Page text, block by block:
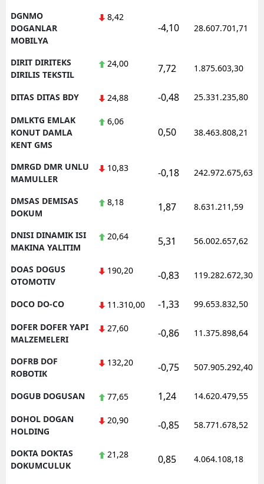
DGNMO
DOGANLAR
MOBILYA
8,42
-4,10 28.607.701,71
DIRIT DIRITEKS
DIRILIS TEKSTIL
24,00 7,72 1.875.603,30
DITAS DITAS BDY 24,88 -0,48 25.331.235,80
DMLKTG EMLAK
KONUT DAMLA
KENT GMS
6,06
0,50 38.463.808,21
DMRGD DMR UNLU
MAMULLER
10,83 -0,18 242.972.675,63
DMSAS DEMISAS
DOKUM
8,18 1,87 8.631.211,59
DNISI DINAMIK ISI
MAKINA YALITIM
20,64 5,31 56.002.657,62
DOAS DOGUS
OTOMOTIV
190,20 -0,83 119.282.672,30
DOCO DO-CO 11.310,00 -1,33 99.653.832,50
DOFER DOFER YAPI
MALZEMELERI
27,60 -0,86 11.375.898,64
DOFRB DOF
ROBOTIK
132,20 -0,75 507.905.292,40
DOGUB DOGUSAN 77,65 1,24 14.620.479,55
DOHOL DOGAN
HOLDING
20,90 -0,85 58.771.678,52
DOKTA DOKTAS
DOKUMCULUK
21,28 0,85 4.064.108,18